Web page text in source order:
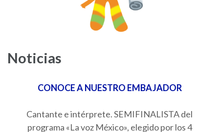
Noticias
CONOCE A NUESTRO EMBAJADOR
Cantante e intérprete. SEMIFINALISTA del
programa «La voz México», elegido por los 4